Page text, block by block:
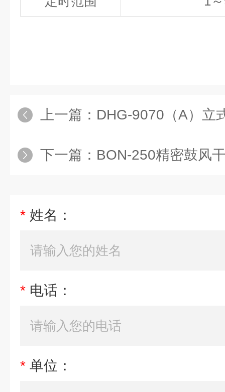
上一篇： DHG-9070（A）立式干燥箱,
下一篇： BON-250精密鼓风干燥箱
* 姓名：
* 电话：
* 单位：